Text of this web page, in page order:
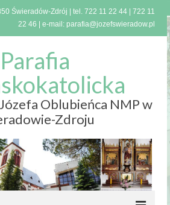
Świeradów-Zdrój | tel. 722 11 22 44
722 11
22 46 | e-mail: parafia@jozefswieradow.pl
Parafia
Oblubieńca NMP w
Zdroju